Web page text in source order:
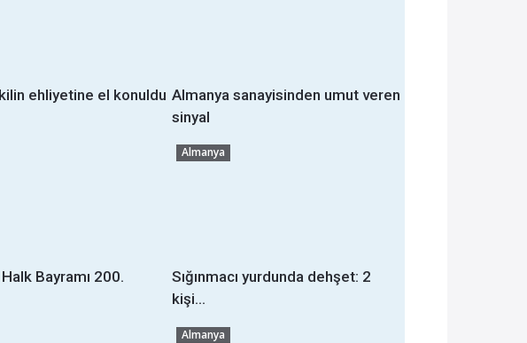
ehliyetine el konuldu Almanya sanayisinden umut veren
sinyal
Bayramı 200.
Almanya
Sığınmacı yurdunda dehşet: 2
kişi...
Almanya